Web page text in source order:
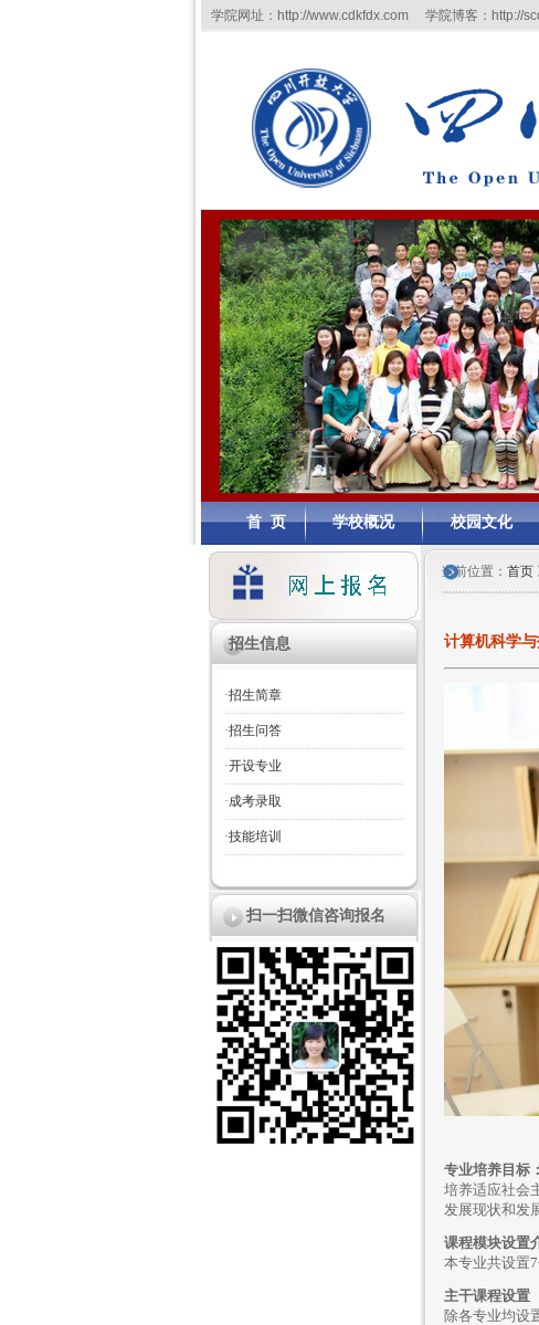
学院网址：http://www.cdkfdx.com 学院博客：http://
首 页 学校概况 校园文化
招生信息
·招生简章
·招生问答
·开设专业
·成考录取
·技能培训
扫一扫微信咨询报名
当前位置： 首页
计算机科学
专业培养目标：
培养适应社会
发展现状和发
课程模块设置
本专业共设置
主干课程设置
除各专业均设